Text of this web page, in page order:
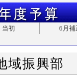
当初
6月補
域振興部